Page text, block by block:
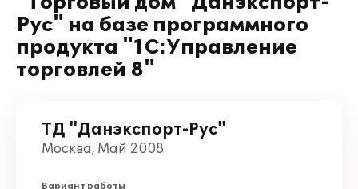
Рус" на базе программного
продукта "1С:Управление
торговлей 8"
ТД "Данэкспорт-Рус"
Москва, Май 2008
Вариант работы